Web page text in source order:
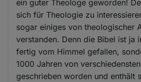
ein guter Theologe geworden!
sich für Theologie zu
sogar einiges von theologischer
verstanden. Denn die Bibel ist ja
fertig vom Himmel gefallen,
1000 Jahren von
geschrieben worden und enthält